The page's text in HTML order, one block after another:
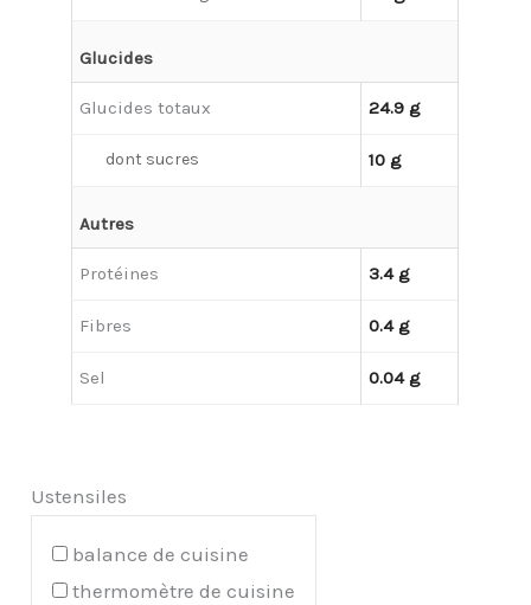
Glucides
Glucides totaux 24.9 g
dont sucres 10 g
Autres
Protéines 3.4 g
Fibres 0.4 g
Sel 0.04 g
Ustensiles
balance de cuisine
thermomètre de cuisine